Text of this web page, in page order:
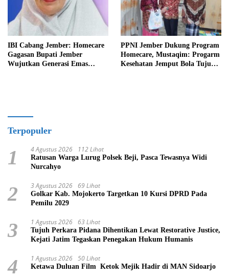
IBI Cabang Jember: Homecare
Gagasan Bupati Jember
Wujutkan Generasi Emas
PPNI Jember Dukung Program
Homecare, Mustaqim: Progarm
Kesehatan Jemput Bola Tujuan
Terpopuler
1 4 Agustus 2026 112 Lihat
Ratusan Warga Lurug Polsek Beji, Pasca Tewasnya Widi
Nurcahyo
2 3 Agustus 2026 69 Lihat
Golkar Kab. Mojokerto Targetkan 10 Kursi DPRD Pada
Pemilu 2029
3 1 Agustus 2026 63 Lihat
Tujuh Perkara Pidana Dihentikan Lewat Restorative Justice,
Kejati Jatim Tegaskan Penegakan Hukum Humanis
4 1 Agustus 2026 50 Lihat
Ketawa Duluan Film Ketok Mejik Hadir di MAN Sidoarjo